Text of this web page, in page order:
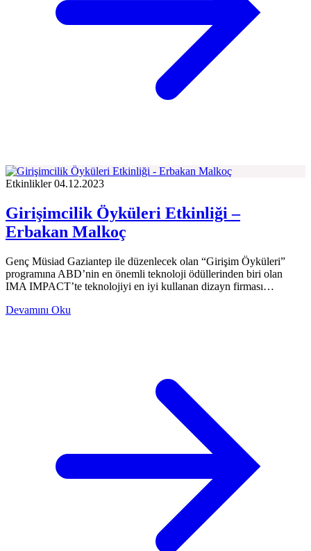
Etkinlikler 04.12.2023
Girişimcilik Öyküleri Etkinliği –
Erbakan Malkoç
Genç Müsiad Gaziantep ile düzenlecek olan “Girişim Öyküleri”
programına ABD’nin en önemli teknoloji ödüllerinden biri olan
IMA IMPACT’te teknolojiyi en iyi kullanan dizayn firması…
Devamını Oku